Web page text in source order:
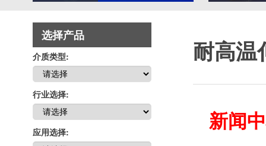
选择产品
介质类型:
行业选择:
应用选择:
耐高温
新闻